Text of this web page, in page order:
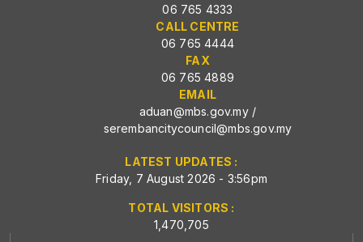
06 765 4333
CALL CENTRE
06 765 4444
FAX
06 765 4889
EMAIL
aduan@mbs.gov.my/
serembancitycouncil@mbs.gov.my
LATEST UPDATES :
Friday, 7 August 2026 - 3:56pm
TOTAL VISITORS :
1,470,705